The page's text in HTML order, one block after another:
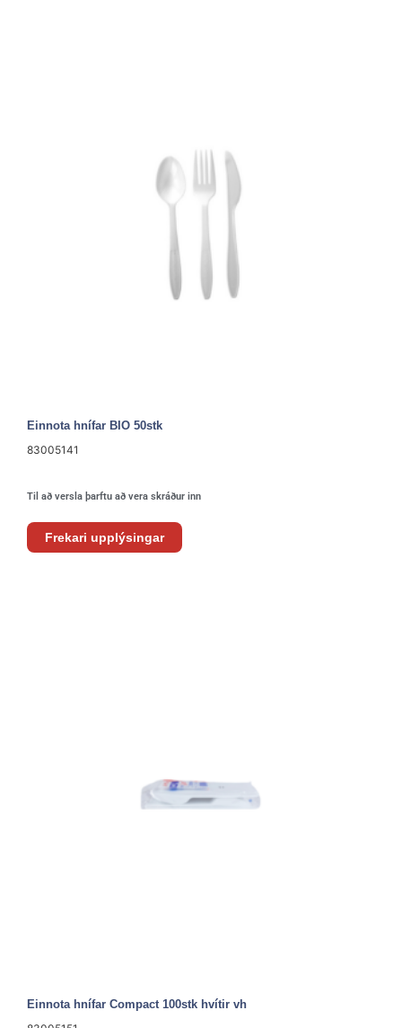
Einnota hnífar BIO 50stk
83005141
Til að versla þarftu að vera skráður inn
Frekari upplýsingar
Einnota hnífar Compact 100stk hvítir vh